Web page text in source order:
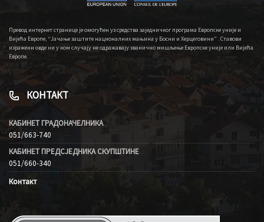
Превод интернет странице је омогућен уз средства заједничког програма Европске уније и
Вијећа Европе, “Јачање заштите националних мањина у Босни и Херцеговини” . Ставови
изражени овде ни у ком случају не одражавају званично мишљење Европске уније или Вијећа
Европе.
КОНТАКТ
КАБИНЕТ ГРАДОНАЧЕЛНИКА
051/663-740
КАБИНЕТ ПРЕДСЈЕДНИКА СКУПШТИНЕ
051/660-340
Контакт